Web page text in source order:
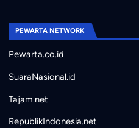
PEWARTA NETWORK
Pewarta.co.id
SuaraNasional.id
Tajam.net
RepublikIndonesia.net